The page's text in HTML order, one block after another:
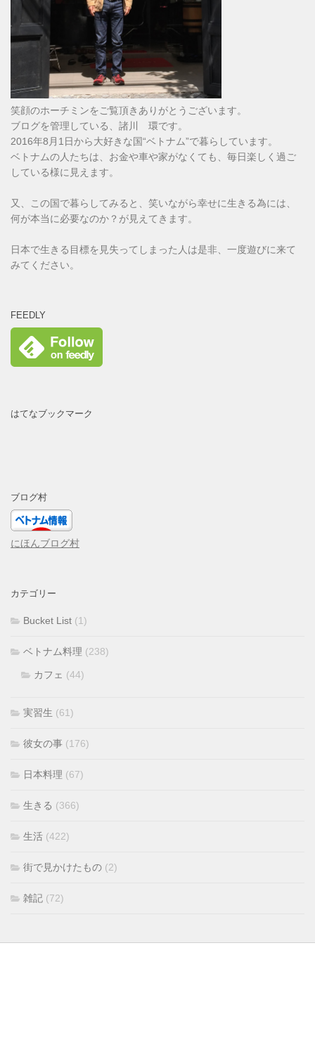
笑顔のホーチミンをご覧頂きありがとうございます。
ブログを管理している、諸川 環です。
2016年8月1日から大好きな国“ベトナム”で暮らしています。
ベトナムの人たちは、お金や車や家がなくても、毎日楽しく過ご
している様に見えます。
又、この国で暮らしてみると、笑いながら幸せに生きる為には、
何が本当に必要なのか？が見えてきます。
日本で生きる目標を見失ってしまった人は是非、一度遊びに来て
みてください。
FEEDLY
はてなブックマーク
ブログ村
にほんブログ村
カテゴリー
Bucket List (1)
ベトナム料理 (238)
カフェ (44)
実習生 (61)
彼女の事 (176)
日本料理 (67)
生きる (366)
生活 (422)
街で見かけたもの (2)
雑記 (72)